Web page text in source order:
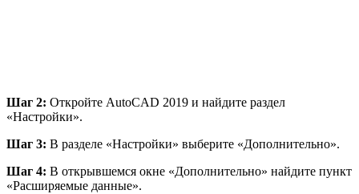
Шаг 2: Откройте AutoCAD 2019 и найдите раздел
«Настройки».
Шаг 3: В разделе «Настройки» выберите «Дополнительно».
Шаг 4: В открывшемся окне «Дополнительно» найдите пункт
«Расширяемые данные».